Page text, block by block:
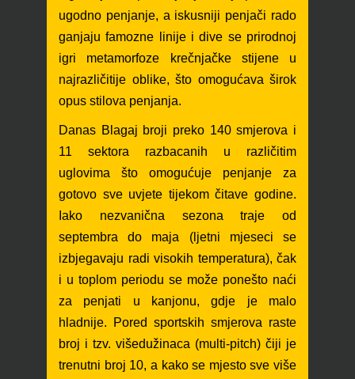
ugodno penjanje, a iskusniji penjači rado
ganjaju famozne linije i dive se prirodnoj
igri metamorfoze krečnjačke stijene u
najrazličitije oblike, što omogućava širok
opus stilova penjanja.
Danas Blagaj broji preko 140 smjerova i
11 sektora razbacanih u različitim
uglovima što omogućuje penjanje za
gotovo sve uvjete tijekom čitave godine.
Iako nezvanična sezona traje od
septembra do maja (ljetni mjeseci se
izbjegavaju radi visokih temperatura), čak
i u toplom periodu se može ponešto naći
za penjati u kanjonu, gdje je malo
hladnije. Pored sportskih smjerova raste
broj i tzv. višedužinaca (multi-pitch) čiji je
trenutni broj 10, a kako se mjesto sve više